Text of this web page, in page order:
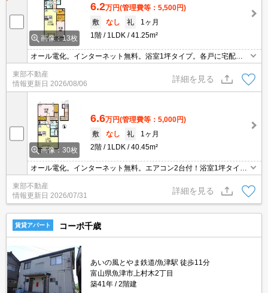
画像：13枚
6.2万円(管理費等：5,500円)
敷
なし 礼
1ヶ月
1階
1LDK 41.25m²
オール電化。インターネット無料。浴室1坪タイプ。各戸に宅配ボ
ックス付。リビングにはスピーカー付照明器具付。安心のホームセ
キュリティー付。
東部不動産
情報更新日 2026/08/06
詳細を見る
画像：30枚
6.6万円(管理費等：5,000円)
敷
なし 礼
1ヶ月
2階
1LDK 40.45m²
オール電化。インターネット無料。エアコン2台付！浴室1坪タイ
プ。安心のホームセキュリティー付。
東部不動産
情報更新日 2026/07/31
詳細を見る
賃貸アパート コーポ千歳
あいの風とやま鉄道/魚津駅 徒歩11分
富山県魚津市上村木2丁目
築41年
2階建